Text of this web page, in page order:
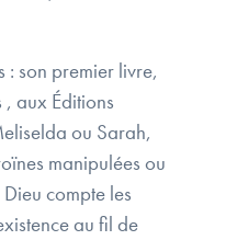
: son premier livre,
, aux Éditions
ou Sarah,
manipulées ou
compte les
au fil de